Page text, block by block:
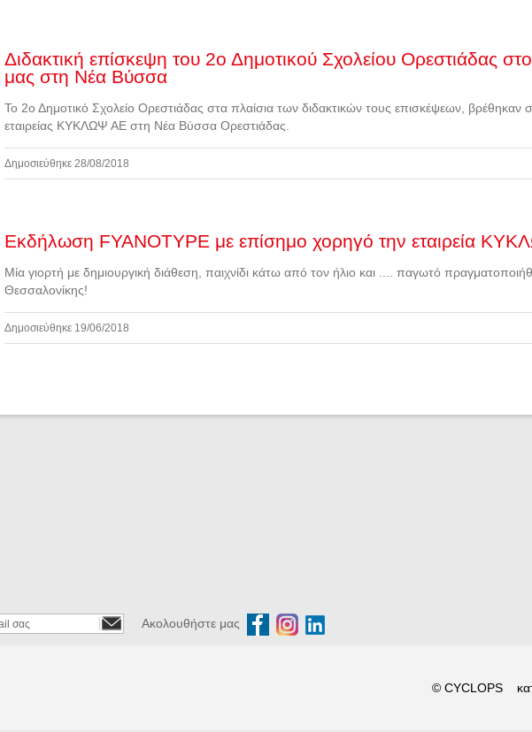
Διδακτική επίσκεψη του 2ο Δημοτικού Σχολείου Ορεστιάδας
μας στη Νέα Βύσσα
Το 2ο Δημοτικό Σχολείο Ορεστιάδας στα πλαίσια των διδακτικών τους επισκέψεων, βρέθηκαν
εταιρείας ΚΥΚΛΩΨ ΑΕ στη Νέα Βύσσα Ορεστιάδας.
Δημοσιεύθηκε 28/08/2018
Eκδήλωση FYANOTYPE με επίσημο χορηγό την εταιρεία
Μία γιορτή με δημιουργική διάθεση, παιχνίδι κάτω από τον ήλιο και .... παγωτό
Θεσσαλονίκης!
Δημοσιεύθηκε 19/06/2018
Ακολουθήστε μας
© CYCLOPS